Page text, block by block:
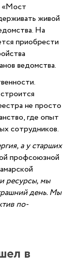
«Мост
живой
На
приобрести
ведомства.
не просто
где опыт
сотрудников.
а у старших
профсоюзной
ресурсы, мы
день. Мы
по-
в